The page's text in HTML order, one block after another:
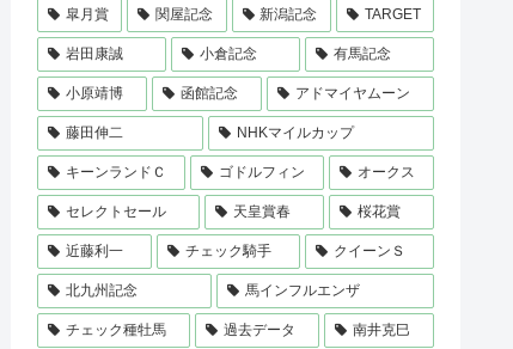
皐月賞 関屋記念 新潟記念 TARGET
岩田康誠 小倉記念 有馬記念
小原靖博 函館記念 アドマイヤムーン
藤田伸二 NHKマイルカップ
キーンランドＣ ゴドルフィン オークス
セレクトセール 天皇賞春 桜花賞
近藤利一 チェック騎手 クイーンＳ
北九州記念 馬インフルエンザ
チェック種牡馬 過去データ 南井克巳